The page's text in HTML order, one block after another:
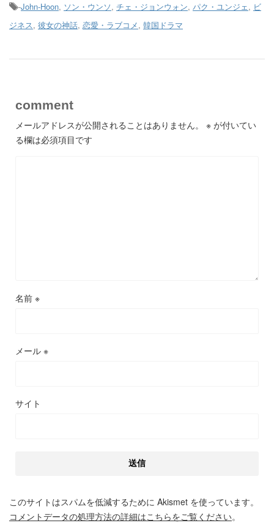
-John-Hoon, ソン・ウンソ, チェ・ジョンウォン, パク・ユンジェ, ビ
ジネス, 彼女の神話, 恋愛・ラブコメ, 韓国ドラマ
comment
メールアドレスが公開されることはありません。 ※ が付いてい
る欄は必須項目です
名前 ※
メール ※
サイト
このサイトはスパムを低減するために Akismet を使っています。
コメントデータの処理方法の詳細はこちらをご覧ください。